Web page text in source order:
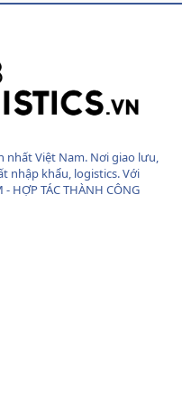
nhất Việt Nam. Nơi giao lưu,
nhập khẩu, logistics. Với
HỢP TÁC THÀNH CÔNG